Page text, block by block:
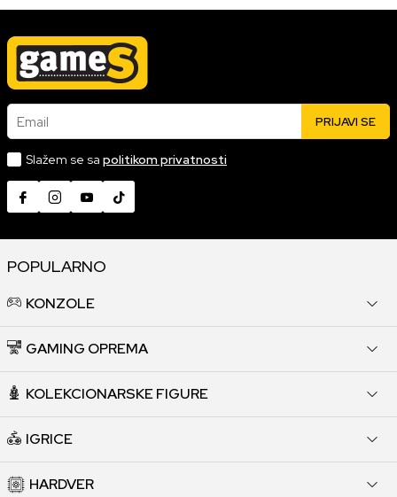
Email PRIJAVI SE
Slažem se sa politikom privatnosti
POPULARNO
KONZOLE
GAMING OPREMA
KOLEKCIONARSKE FIGURE
IGRICE
HARDVER